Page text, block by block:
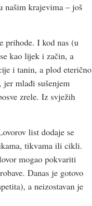
našim krajevima – još
prihode. I kod nas (u
kao lijek i začin, a
i tanin, a plod eterično
mlađi sušenjem
zrele. Iz svježih
list dodaje se
tikvama ili cikli.
mogao pokvariti
Danas je gotovo
a neizostavan je